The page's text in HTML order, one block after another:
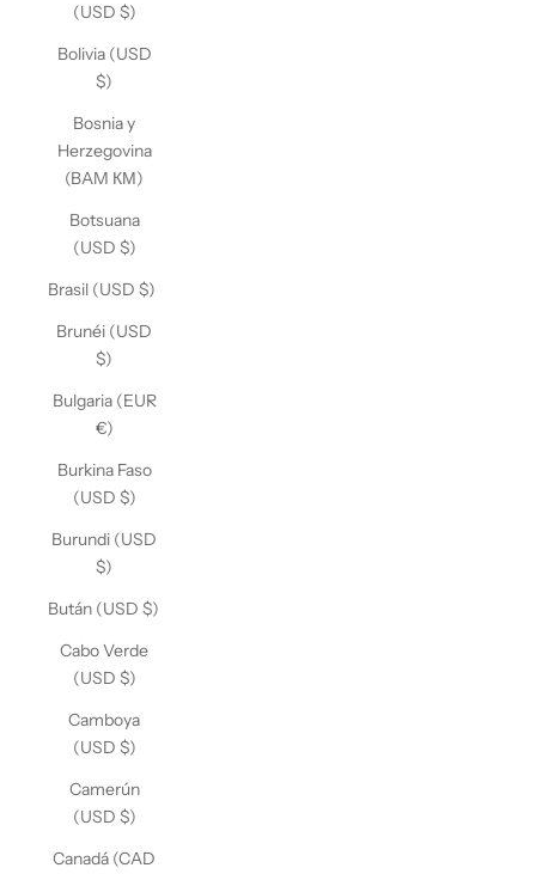
(USD $)
Bolivia (USD
$)
Bosnia y
Herzegovina
(BAM КМ)
Botsuana
(USD $)
Brasil (USD $)
Brunéi (USD
$)
Bulgaria (EUR
€)
Burkina Faso
(USD $)
Burundi (USD
$)
Bután (USD $)
Cabo Verde
(USD $)
Camboya
(USD $)
Camerún
(USD $)
Canadá (CAD